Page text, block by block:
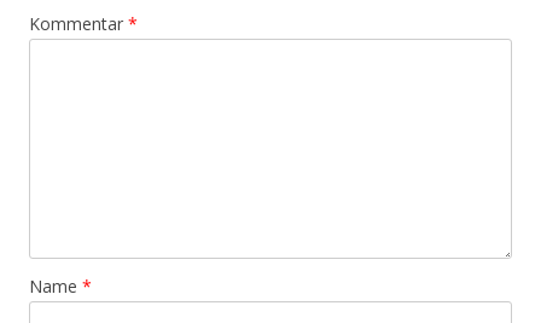
Kommentar *
Name *